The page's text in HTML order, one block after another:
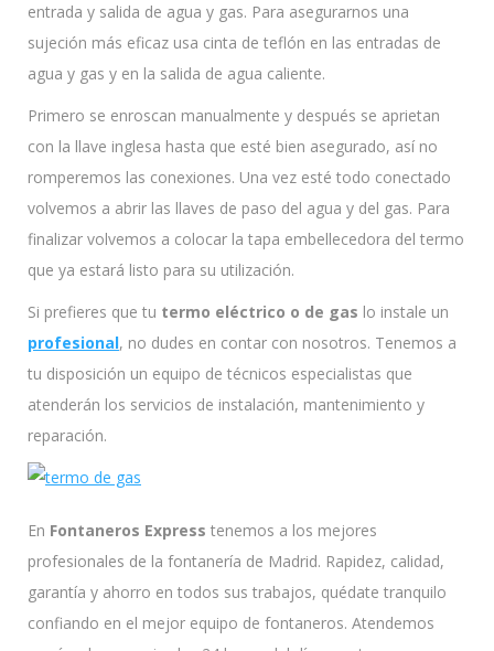
entrada y salida de agua y gas. Para asegurarnos una
sujeción más eficaz usa cinta de teflón en las entradas de
agua y gas y en la salida de agua caliente.
Primero se enroscan manualmente y después se aprietan
con la llave inglesa hasta que esté bien asegurado, así no
romperemos las conexiones. Una vez esté todo conectado
volvemos a abrir las llaves de paso del agua y del gas. Para
finalizar volvemos a colocar la tapa embellecedora del termo
que ya estará listo para su utilización.
Si prefieres que tu termo eléctrico o de gas lo instale un
profesional, no dudes en contar con nosotros. Tenemos a
tu disposición un equipo de técnicos especialistas que
atenderán los servicios de instalación, mantenimiento y
reparación.
En Fontaneros Express tenemos a los mejores
profesionales de la fontanería de Madrid. Rapidez, calidad,
garantía y ahorro en todos sus trabajos, quédate tranquilo
confiando en el mejor equipo de fontaneros. Atendemos